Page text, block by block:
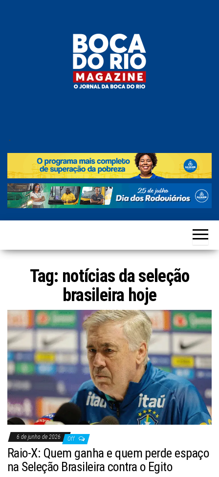
Magazine
do Rio
e
região!
.
Tag: notícias da seleção
brasileira hoje
6 de junho de 2026 Off
Raio-X: Quem ganha e quem perde espaço
na Seleção Brasileira contra o Egito